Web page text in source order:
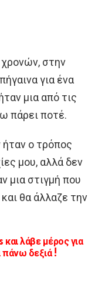
στην
για ένα
μια από τις
πάρει ποτέ.
ο τρόπος
μου, αλλά δεν
μια στιγμή που
θα άλλαζε την
λάβε μέρος για
δεξιά !